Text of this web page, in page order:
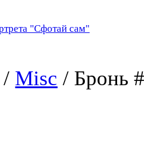
/ Misc / Бронь